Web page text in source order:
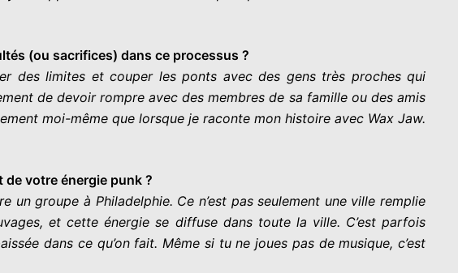
(ou sacrifices) dans ce processus ?
des limites et couper les ponts avec des gens très proches qui
de devoir rompre avec des membres de sa famille ou des amis
moi-même que lorsque je raconte mon histoire avec Wax Jaw.
votre énergie punk ?
un groupe à Philadelphie. Ce n’est pas seulement une ville remplie
et cette énergie se diffuse dans toute la ville. C’est parfois
dans ce qu’on fait. Même si tu ne joues pas de musique, c’est